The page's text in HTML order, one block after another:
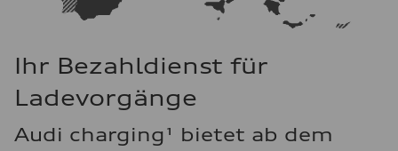
Ihr Bezahldienst für
Ladevorgänge
Audi charging¹ bietet ab dem